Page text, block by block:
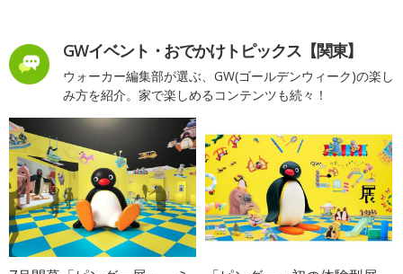
GWイベント・おでかけトピックス【関東】
ウォーカー編集部が選ぶ、GW(ゴールデンウィーク)の楽し
み方を紹介。家で楽しめるコンテンツも続々！